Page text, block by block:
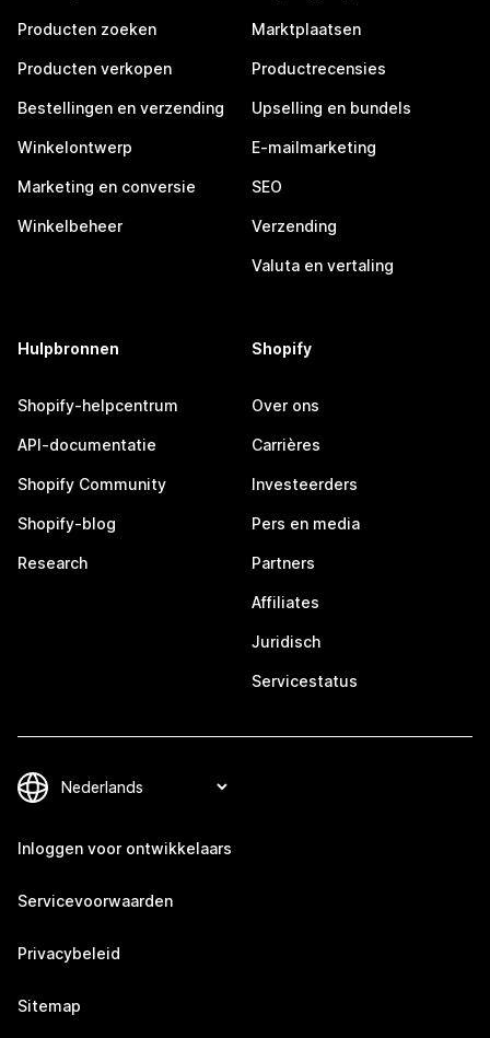
Producten zoeken
Producten verkopen
Bestellingen en verzending
Winkelontwerp
Marketing en conversie
Winkelbeheer
Marktplaatsen
Productrecensies
Upselling en bundels
E-mailmarketing
SEO
Verzending
Valuta en vertaling
Hulpbronnen
Shopify-helpcentrum
API-documentatie
Shopify Community
Shopify-blog
Research
Shopify
Over ons
Carrières
Investeerders
Pers en media
Partners
Affiliates
Juridisch
Servicestatus
Inloggen voor ontwikkelaars
Servicevoorwaarden
Privacybeleid
Sitemap